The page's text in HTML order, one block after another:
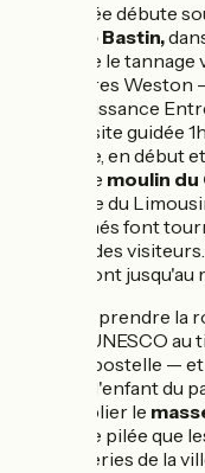
La journée débute
tannerie Bastin,
découvre le
chaussures Weston
reconnaissance
2005 (visite guidée
Tourisme, en début
ensuite le moulin du
papetière du
passionnés font
les yeux des
pousseront jusqu'au
Avant de prendre la
classée UNESCO
de-Compostelle —
dédiée à l'enfant du
Sans oublier le
d'amande pilée que
boulangeries de la